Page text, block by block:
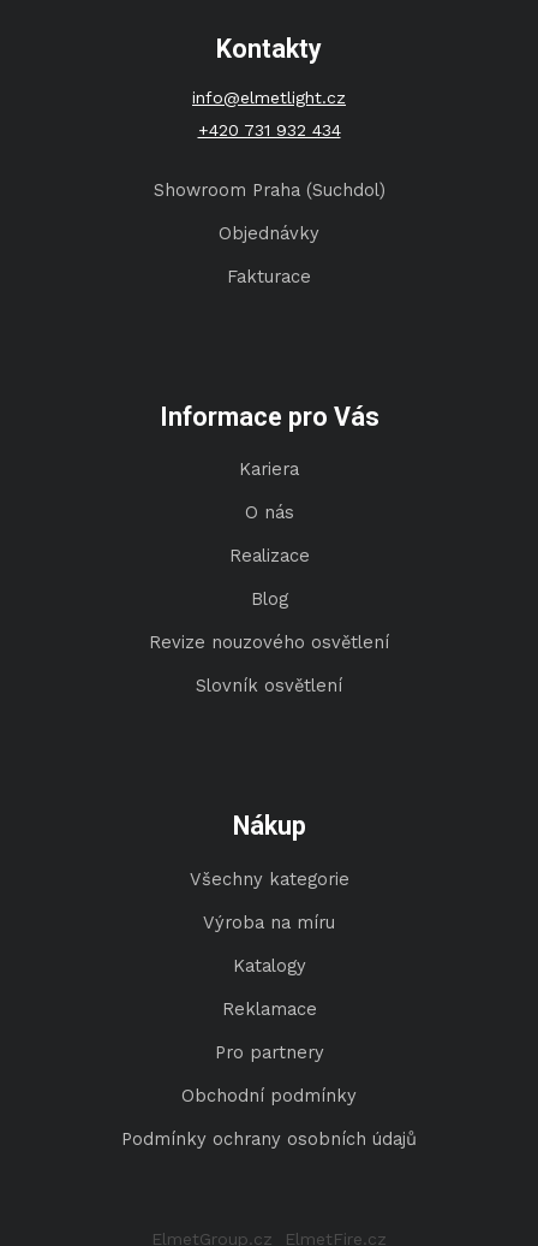
Kontakty
info@elmetlight.cz
+420 731 932 434
Showroom Praha (Suchdol)
Objednávky
Fakturace
Informace pro Vás
Kariera
O nás
Realizace
Blog
Revize nouzového osvětlení
Slovník osvětlení
Nákup
Všechny kategorie
Výroba na míru
Katalogy
Reklamace
Pro partnery
Obchodní podmínky
Podmínky ochrany osobních údajů
ElmetGroup.cz ElmetFire.cz